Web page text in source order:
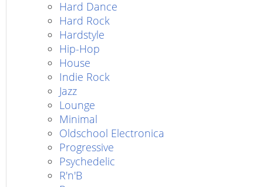
Hard Dance
Hard Rock
Hardstyle
Hip-Hop
House
Indie Rock
Jazz
Lounge
Minimal
Oldschool Electronica
Progressive
Psychedelic
R'n'B